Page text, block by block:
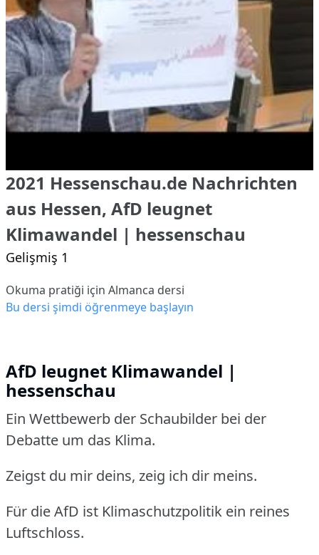
2021 Hessenschau.de Nachrichten
aus Hessen, AfD leugnet
Klimawandel | hessenschau
Gelişmiş 1
Okuma pratiği için Almanca dersi
Bu dersi şimdi öğrenmeye başlayın
AfD leugnet Klimawandel |
hessenschau
Ein Wettbewerb der Schaubilder bei der
Debatte um das Klima.
Zeigst du mir deins, zeig ich dir meins.
Für die AfD ist Klimaschutzpolitik ein reines
Luftschloss.